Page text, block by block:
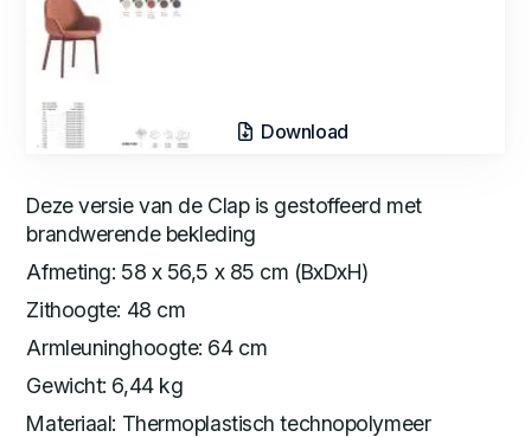
Download
Deze versie van de Clap is gestoffeerd met
brandwerende bekleding
Afmeting: 58 x 56,5 x 85 cm (BxDxH)
Zithoogte: 48 cm
Armleuninghoogte: 64 cm
Gewicht: 6,44 kg
Materiaal: Thermoplastisch technopolymeer